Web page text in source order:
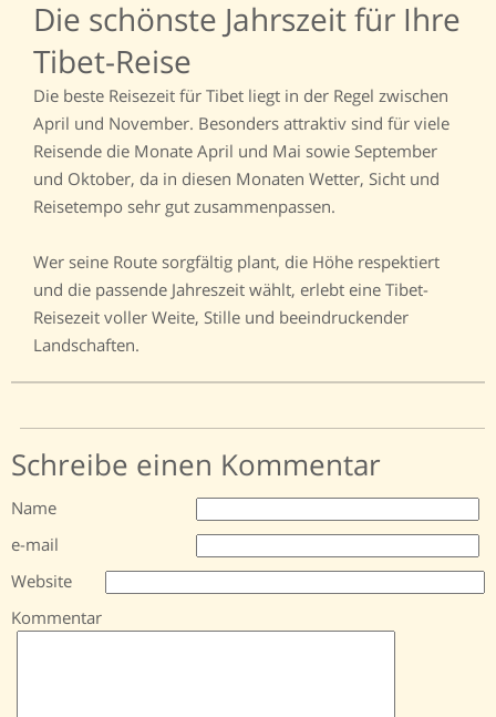
Die schönste Jahrszeit für Ihre
Tibet-Reise
Die beste Reisezeit für Tibet liegt in der Regel zwischen
April und November. Besonders attraktiv sind für viele
Reisende die Monate April und Mai sowie September
und Oktober, da in diesen Monaten Wetter, Sicht und
Reisetempo sehr gut zusammenpassen.
Wer seine Route sorgfältig plant, die Höhe respektiert
und die passende Jahreszeit wählt, erlebt eine Tibet-
Reisezeit voller Weite, Stille und beeindruckender
Landschaften.
Schreibe einen Kommentar
Name
e-mail
Website
Kommentar